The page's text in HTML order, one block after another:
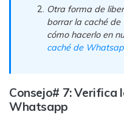
Otra forma de
borrar la caché
cómo hacerlo en
caché de
Consejo# 7: Verifica
Whatsapp